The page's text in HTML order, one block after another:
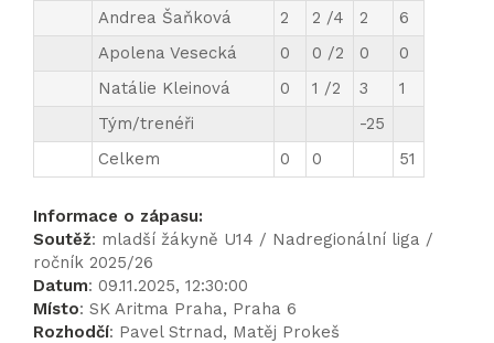
Andrea Šaňková
2 2 /4 2
6
Apolena Vesecká
0 0 /2 0
0
Natálie Kleinová
0 1 /2 3
1
Tým/trenéři
-25
Celkem
0 0 51
Informace o zápasu:
Soutěž: mladší žákyně U14 / Nadregionální liga /
ročník 2025/26
Datum: 09.11.2025, 12:30:00
Místo: SK Aritma Praha, Praha 6
Rozhodčí: Pavel Strnad, Matěj Prokeš